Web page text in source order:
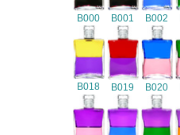
B000 B001 B002
B018 B019 B020